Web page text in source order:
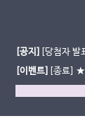
[공지] [당첨자 발
월 모평 후기 이벤
[이벤트] [종료]
선생님과 함께한